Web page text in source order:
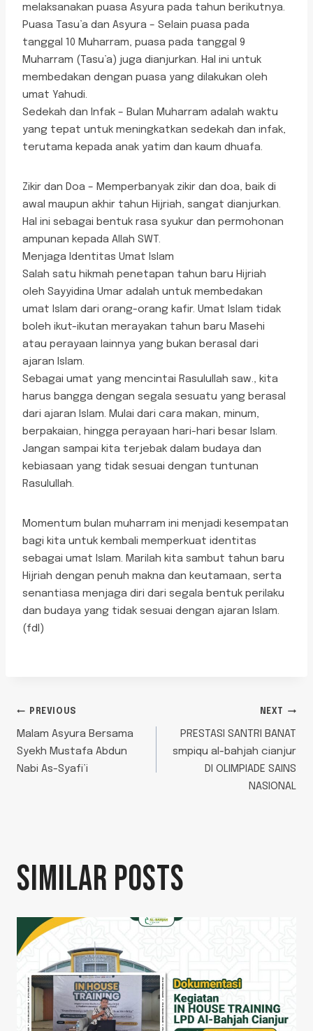
melaksanakan puasa Asyura pada tahun berikutnya.
Puasa Tasu’a dan Asyura – Selain puasa pada
tanggal 10 Muharram, puasa pada tanggal 9
Muharram (Tasu’a) juga dianjurkan. Hal ini untuk
membedakan dengan puasa yang dilakukan oleh
umat Yahudi.
Sedekah dan Infak – Bulan Muharram adalah waktu
yang tepat untuk meningkatkan sedekah dan infak,
terutama kepada anak yatim dan kaum dhuafa.
Zikir dan Doa – Memperbanyak zikir dan doa, baik di
awal maupun akhir tahun Hijriah, sangat dianjurkan.
Hal ini sebagai bentuk rasa syukur dan permohonan
ampunan kepada Allah SWT.
Menjaga Identitas Umat Islam
Salah satu hikmah penetapan tahun baru Hijriah
oleh Sayyidina Umar adalah untuk membedakan
umat Islam dari orang-orang kafir. Umat Islam tidak
boleh ikut-ikutan merayakan tahun baru Masehi
atau perayaan lainnya yang bukan berasal dari
ajaran Islam.
Sebagai umat yang mencintai Rasulullah saw., kita
harus bangga dengan segala sesuatu yang berasal
dari ajaran Islam. Mulai dari cara makan, minum,
berpakaian, hingga perayaan hari-hari besar Islam.
Jangan sampai kita terjebak dalam budaya dan
kebiasaan yang tidak sesuai dengan tuntunan
Rasulullah.
Momentum bulan muharram ini menjadi kesempatan
bagi kita untuk kembali memperkuat identitas
sebagai umat Islam. Marilah kita sambut tahun baru
Hijriah dengan penuh makna dan keutamaan, serta
senantiasa menjaga diri dari segala bentuk perilaku
dan budaya yang tidak sesuai dengan ajaran Islam.
(fdl)
POST
NAVIGATION
PREVIOUS
Malam Asyura Bersama
Syekh Mustafa Abdun
Nabi As-Syafi’i
NEXT
PRESTASI SANTRI BANAT
smpiqu al-bahjah cianjur
DI OLIMPIADE SAINS
NASIONAL
SIMILAR POSTS